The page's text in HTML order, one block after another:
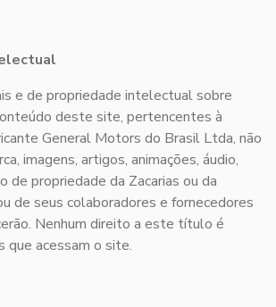
e de propriedade intelectual sobre
deste site, pertencentes à
General Motors do Brasil Ltda, não
imagens, artigos, animações, áudio,
de propriedade da Zacarias ou da
de seus colaboradores e fornecedores
Nenhum direito a este título é
que acessam o site.